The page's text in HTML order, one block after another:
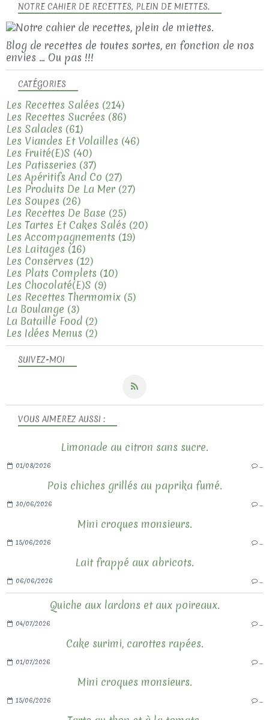
SUIVEZ-MOI
NOTRE CAHIER DE RECETTES, PLEIN DE MIETTES.
Blog de recettes de toutes sortes, en fonction de nos
envies ... Ou pas !!!
VOUS AIMEREZ AUSSI :
Limonade au citron sans sucre.
01/08/2026
Pois chiches grillés au paprika fumé.
30/06/2026
Mini croques monsieurs.
15/06/2026
Lait frappé aux abricots.
06/06/2026
Quiche aux lardons et aux poireaux.
04/07/2026
Cake surimi, carottes rapées.
01/07/2026
Mini croques monsieurs.
15/06/2026
CATÉGORIES
Les Recettes Salées (214)
Les Recettes Sucrées (86)
Les Salades (61)
Les Viandes Et Volailles (46)
Les Fruité(e)s (40)
Les Patisseries (37)
Les Apéritifs And Co (27)
Les Produits De La Mer (27)
Les Soupes (26)
Les Recettes De Base (25)
Les Tartes Et Cakes Salés (20)
Les Accompagnements (19)
Les Laitages (16)
Les Conserves (12)
Les Plats Complets (10)
Les Chocolaté(e)s (9)
Les Recettes Thermomix (5)
La Boulange (3)
La Bataille Food (2)
Les Idées Menus (2)